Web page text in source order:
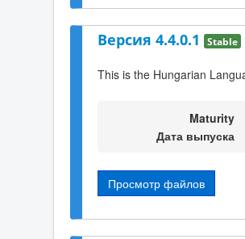
Версия 4.4.0.1 Stable
This is the Hungarian
Maturity
Дата выпуска
Просмотр файлов